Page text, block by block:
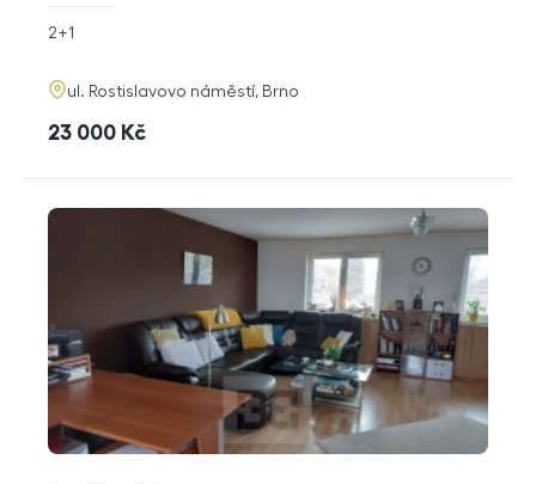
rozměry
dispozice
2+1
adresa
ul. Rostislavovo náměstí, Brno
cena
23 000 Kč